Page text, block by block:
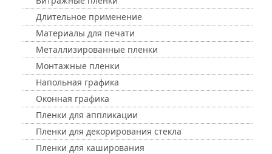
Длительное применение
Материалы для печати
Металлизированные пленки
Монтажные пленки
Напольная графика
Оконная графика
Пленки для аппликации
Пленки для декорирования стекла
Пленки для каширования